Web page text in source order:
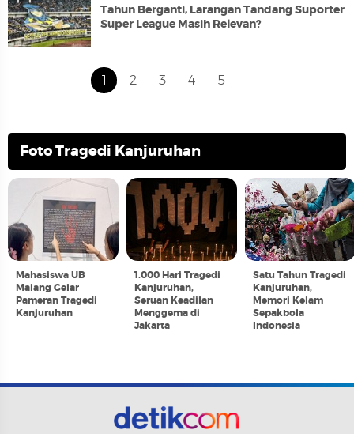
Tahun Berganti, Larangan Tandang Suporter
Super League Masih Relevan?
1 2 3 4 5
Foto Tragedi Kanjuruhan
Mahasiswa UB
Malang Gelar
Pameran Tragedi
Kanjuruhan
1.000 Hari Tragedi
Kanjuruhan,
Seruan Keadilan
Menggema di
Jakarta
Satu Tahun Tragedi
Kanjuruhan,
Memori Kelam
Sepakbola
Indonesia